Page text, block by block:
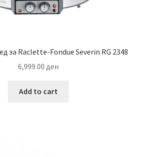
за Raclette-Fondue Severin RG 2348
6,999.00 ден
Add to cart